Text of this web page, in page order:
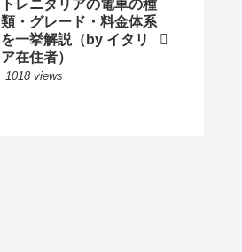
トレニタリアの電車の種
類・グレード・料金体系
を一挙解説（by イタリ
ア在住者）
1018 views